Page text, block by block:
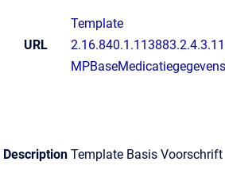
URL
Template
Description Template Basis Voorschrift